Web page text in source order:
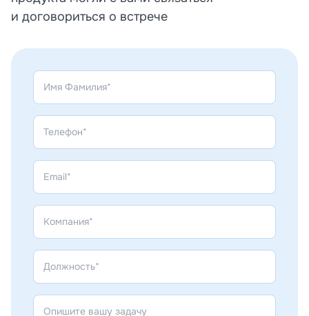
и договориться о встрече